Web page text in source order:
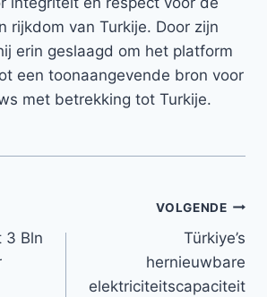
rijkdom van Turkije. Door zijn
erin geslaagd om het platform
een toonaangevende bron voor
met betrekking tot Turkije.
3 Bln
VOLGENDE
Türkiye’s
hernieuwbare
elektriciteitscapaciteit